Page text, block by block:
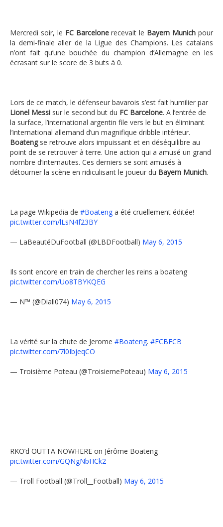
Mercredi soir, le FC Barcelonerecevait le Bayern Munich pour
la demi-finale aller de la Ligue des Champions. Les catalans
n’ont fait qu’une bouchée du champion d’Allemagne en les
écrasant sur le score de 3 buts à 0.
Lors de ce match, le défenseur bavarois s’est fait humilier par
Lionel Messi sur le second but du FC Barcelone. A l’entrée de
la surface, l’international argentin file vers le but en éliminant
l’international allemand d’un magnifique dribble intérieur.
Boatengse retrouve alors impuissant et en déséquilibre au
point de se retrouver à terre. Une action qui a amusé un grand
nombre d’internautes. Ces derniers se sont amusés à
détourner la scène en ridiculisant le joueur du Bayern Munich.
La page Wikipedia de #Boateng a été cruellement éditée!
pic.twitter.com/lLsN4f23BY
— LaBeautéDuFootball (@LBDFootball) May 6, 2015
Ils sont encore en train de chercher les reins a boateng
pic.twitter.com/Uo8TBYKQEG
— N™ (@Diall074) May 6, 2015
La vérité sur la chute de Jerome #Boateng. #FCBFCB
pic.twitter.com/7l0IbjeqCO
— Troisième Poteau (@TroisiemePoteau) May 6, 2015
RKO’d OUTTA NOWHERE on Jérôme Boateng
pic.twitter.com/GQNgNbHCk2
— Troll Football (@Troll__Football) May 6, 2015